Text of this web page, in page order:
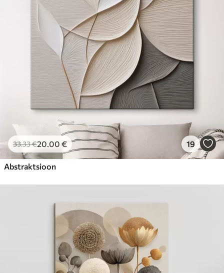
Hind Alates .00
33.33€20.00 € 19
Abstraktsioon